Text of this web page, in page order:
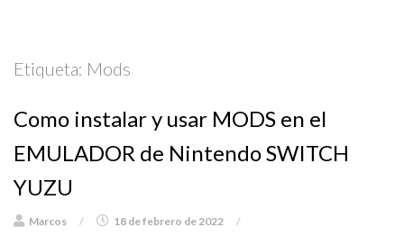
Etiqueta: Mods
Como instalar y usar MODS en el
EMULADOR de Nintendo SWITCH
YUZU
Marcos / 18 de febrero de 2022 /